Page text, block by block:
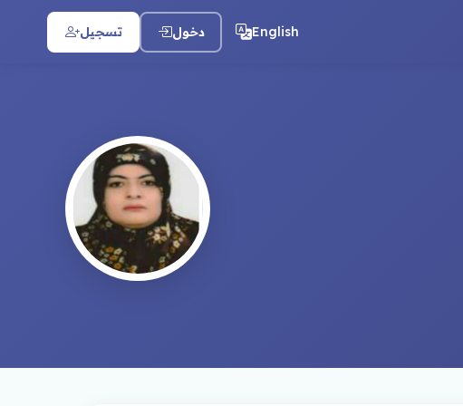
English دخول تسجيل